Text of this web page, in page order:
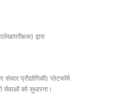
द्वारा
प्रौद्योगिकी) प्लेटफॉर्म
सेवाओं को सुधारना।